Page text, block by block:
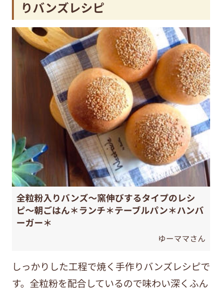
りバンズレシピ
全粒粉入りバンズ〜窯伸びするタイプのレシ
ピ〜朝ごはん＊ランチ＊テーブルパン＊ハンバ
ーガー＊
ゆーママさん
しっかりした工程で焼く手作りバンズレシピで
す。全粒粉を配合しているので味わい深くふん